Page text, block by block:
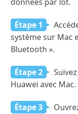
Étape 1
système sur Mac
Bluetooth ».
Étape 2
Huawei avec Mac.
Étape 3